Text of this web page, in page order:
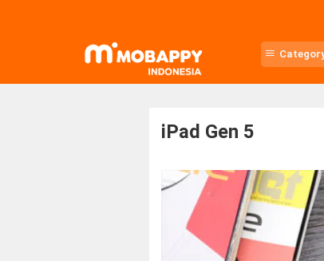
iPad Gen 5